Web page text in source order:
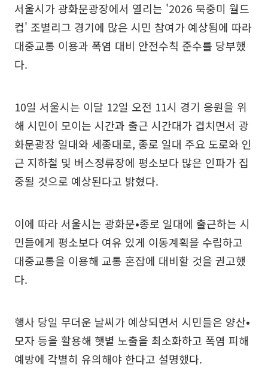
서울시가 광화문광장에서 열리는 '2026 북중미 월드
컵' 조별리그 경기에 많은 시민 참여가 예상됨에 따라
대중교통 이용과 폭염 대비 안전수칙 준수를 당부했
다.
10일 서울시는 이달 12일 오전 11시 경기 응원을 위
해 시민이 모이는 시간과 출근 시간대가 겹치면서 광
화문광장 일대와 세종대로, 종로 일대 주요 도로와 인
근 지하철 및 버스정류장에 평소보다 많은 인파가 집
중될 것으로 예상된다고 밝혔다.
이에 따라 서울시는 광화문•종로 일대에 출근하는 시
민들에게 평소보다 여유 있게 이동계획을 수립하고
대중교통을 이용해 교통 혼잡에 대비할 것을 권고했
다.
행사 당일 무더운 날씨가 예상되면서 시민들은 양산•
모자 등을 활용해 햇볕 노출을 최소화하고 폭염 피해
예방에 각별히 유의해야 한다고 설명했다.